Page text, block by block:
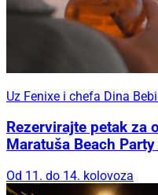
Uz Fenixe i chefa Dina
Rezervirajte petak za
Maratuša Beach
Od 11. do 14. kolovoza